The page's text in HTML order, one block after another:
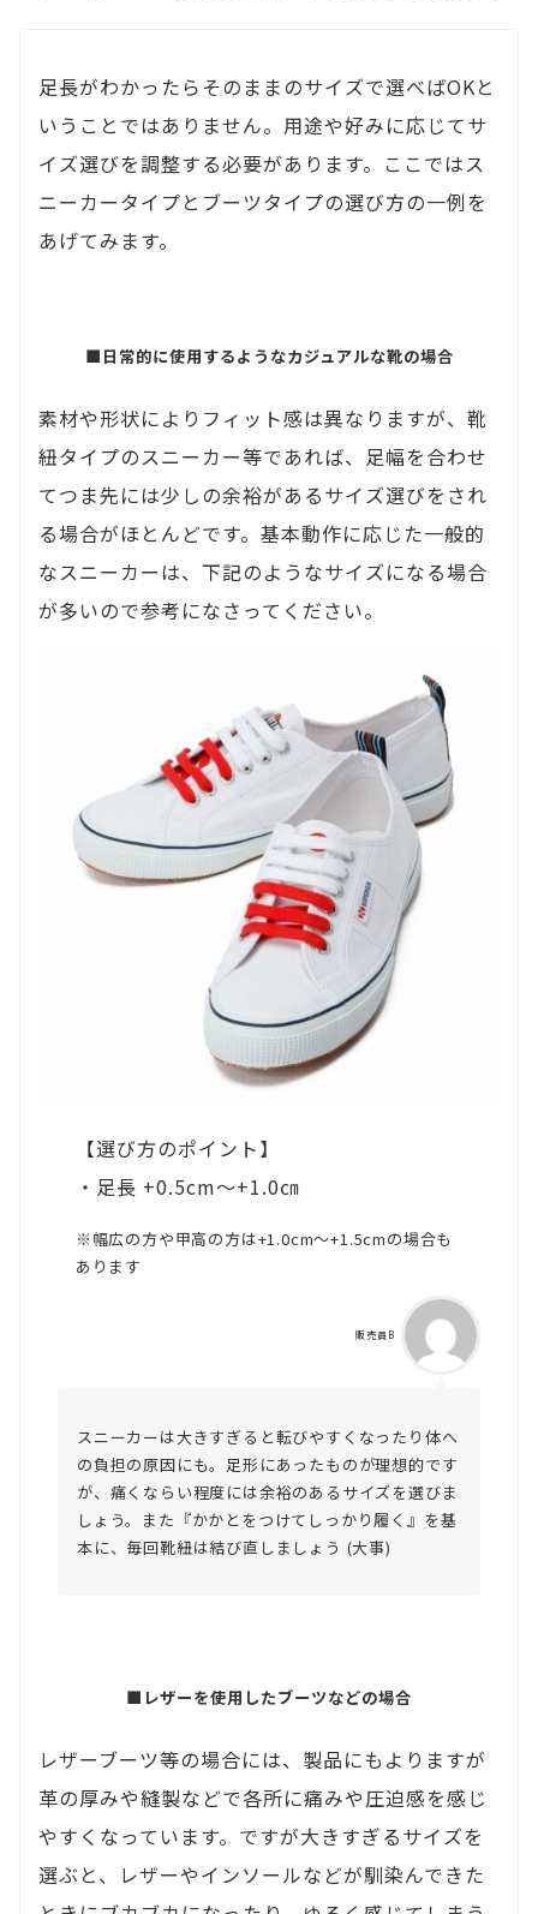
足長がわかったらそのままのサイズで選べばOKと
いうことではありません。用途や好みに応じてサ
イズ選びを調整する必要があります。ここではス
ニーカータイプとブーツタイプの選び方の一例を
あげてみます。
■日常的に使用するようなカジュアルな靴の場合
素材や形状によりフィット感は異なりますが、靴
紐タイプのスニーカー等であれば、足幅を合わせ
てつま先には少しの余裕があるサイズ選びをされ
る場合がほとんどです。基本動作に応じた一般的
なスニーカーは、下記のようなサイズになる場合
が多いので参考になさってください。
【選び方のポイント】
・足長 +0.5cm～+1.0㎝
※幅広の方や甲高の方は+1.0cm～+1.5cmの場合も
あります
販売員B
スニーカーは大きすぎると転びやすくなったり体へ
の負担の原因にも。足形にあったものが理想的です
が、痛くならい程度には余裕のあるサイズを選びま
しょう。また『かかとをつけてしっかり履く』を基
本に、毎回靴紐は結び直しましょう (大事)
■レザーを使用したブーツなどの場合
レザーブーツ等の場合には、製品にもよりますが
革の厚みや縫製などで各所に痛みや圧迫感を感じ
やすくなっています。ですが大きすぎるサイズを
選ぶと、レザーやインソールなどが馴染んできた